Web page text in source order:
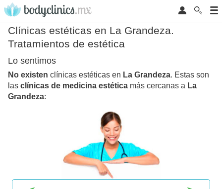
Clínicas estéticas en La Grandeza.
Tratamientos de estética
Lo sentimos
No existen clínicas estéticas en La Grandeza. Estas son
las clínicas de medicina estética más cercanas a La
Grandeza: